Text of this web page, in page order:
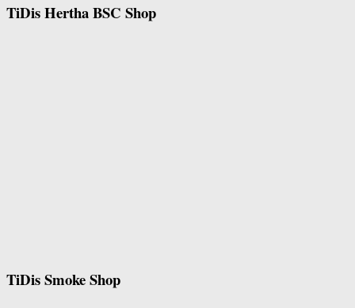
TiDis Hertha BSC Shop
TiDis Smoke Shop